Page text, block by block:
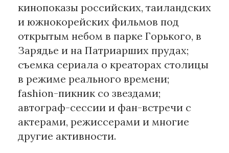
кинопоказы российских, таиландских
и южнокорейских фильмов под
открытым небом в парке Горького, в
Зарядье и на Патриарших прудах;
съемка сериала о креаторах столицы
в режиме реального времени;
fashion-пикник со звездами;
автограф-сессии и фан-встречи с
актерами, режиссерами и многие
другие активности.